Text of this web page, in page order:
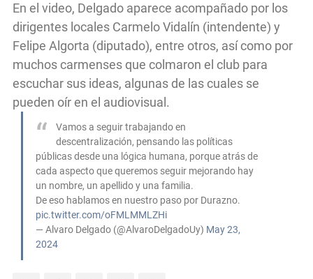
En el video, Delgado aparece acompañado por los
dirigentes locales Carmelo Vidalín (intendente) y
Felipe Algorta (diputado), entre otros, así como por
muchos carmenses que colmaron el club para
escuchar sus ideas, algunas de las cuales se
pueden oír en el audiovisual.
Vamos a seguir trabajando en
descentralización, pensando las políticas
públicas desde una lógica humana, porque atrás de
cada aspecto que queremos seguir mejorando hay
un nombre, un apellido y una familia.
De eso hablamos en nuestro paso por Durazno.
pic.twitter.com/oFMLMMLZHi
— Alvaro Delgado (@AlvaroDelgadoUy) May 23,
2024